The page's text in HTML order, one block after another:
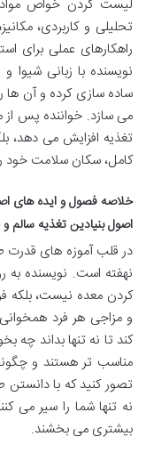
لیست کردن خواص
تحلیلی و کاربردی،
راهکارهای عملی برای
نویسنده با زبانی
ساده سازی کرده و آن ها
می سازد. خواننده پس از
تغذیه افزایش می دهد،
کامل، سکان سلامت خود
خلاصه فصول و ایده های
اصول بنیادین تغذیه
در قلب آموزه های قدرت
نهفته است. نویسنده به
کردن معده نیست، بلکه
و مزاجی هر فرد
کند تا نه تنها بداند چه
مناسب تر هستند و
تصور کنید که با دانستن
نه تنها شما را سیر می
بیشتری می بخشند.